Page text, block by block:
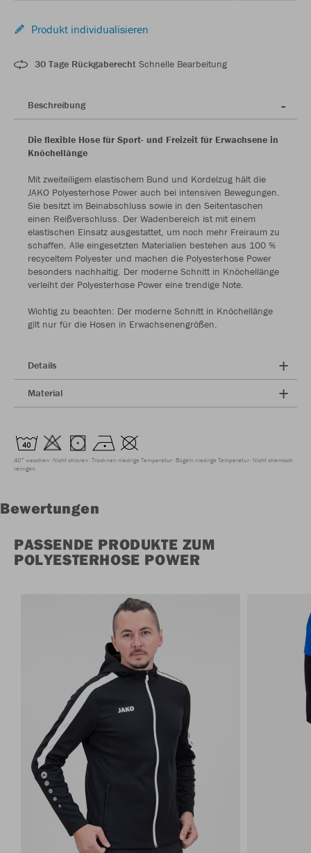
Produkt individualisieren
30 Tage Rückgaberecht Schnelle Bearbeitung
Beschreibung
Die flexible Hose für Sport- und Freizeit für Erwachsene in
Knöchellänge
Mit zweiteiligem elastischem Bund und Kordelzug hält die
JAKO Polyesterhose Power auch bei intensiven Bewegungen.
Sie besitzt im Beinabschluss sowie in den Seitentaschen
einen Reißverschluss. Der Wadenbereich ist mit einem
elastischen Einsatz ausgestattet, um noch mehr Freiraum zu
schaffen. Alle eingesetzten Materialien bestehen aus 100 %
recyceltem Polyester und machen die Polyesterhose Power
besonders nachhaltig. Der moderne Schnitt in Knöchellänge
verleiht der Polyesterhose Power eine trendige Note.
Wichtig zu beachten: Der moderne Schnitt in Knöchellänge
gilt nur für die Hosen in Erwachsenengrößen.
Details
Material
40° waschen Nicht chloren Trocknen niedrige Temperatur Bügeln niedrige Temperatur Nicht chemisch
reinigen
Bewertungen
PASSENDE PRODUKTE ZUM
POLYESTERHOSE POWER